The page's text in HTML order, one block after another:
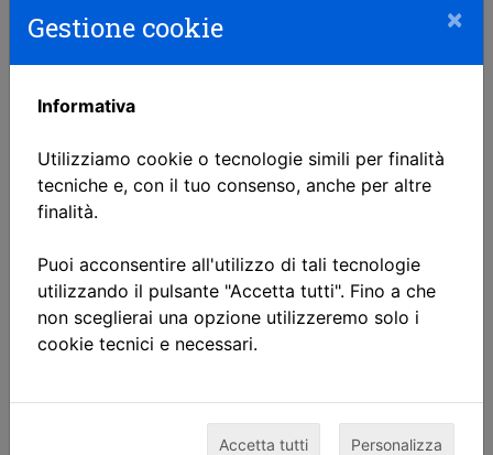
Gestione cookie ×
Informativa
Utilizziamo cookie o tecnologie simili per finalità
tecniche e, con il tuo consenso, anche per altre
finalità.
Puoi acconsentire all'utilizzo di tali tecnologie
utilizzando il pulsante "Accetta tutti". Fino a che
non sceglierai una opzione utilizzeremo solo i
cookie tecnici e necessari.
Accetta tutti Personalizza